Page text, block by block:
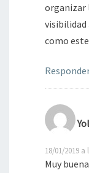
organizar
visibilidad
como
Yol
18/01/2019 a
Muy